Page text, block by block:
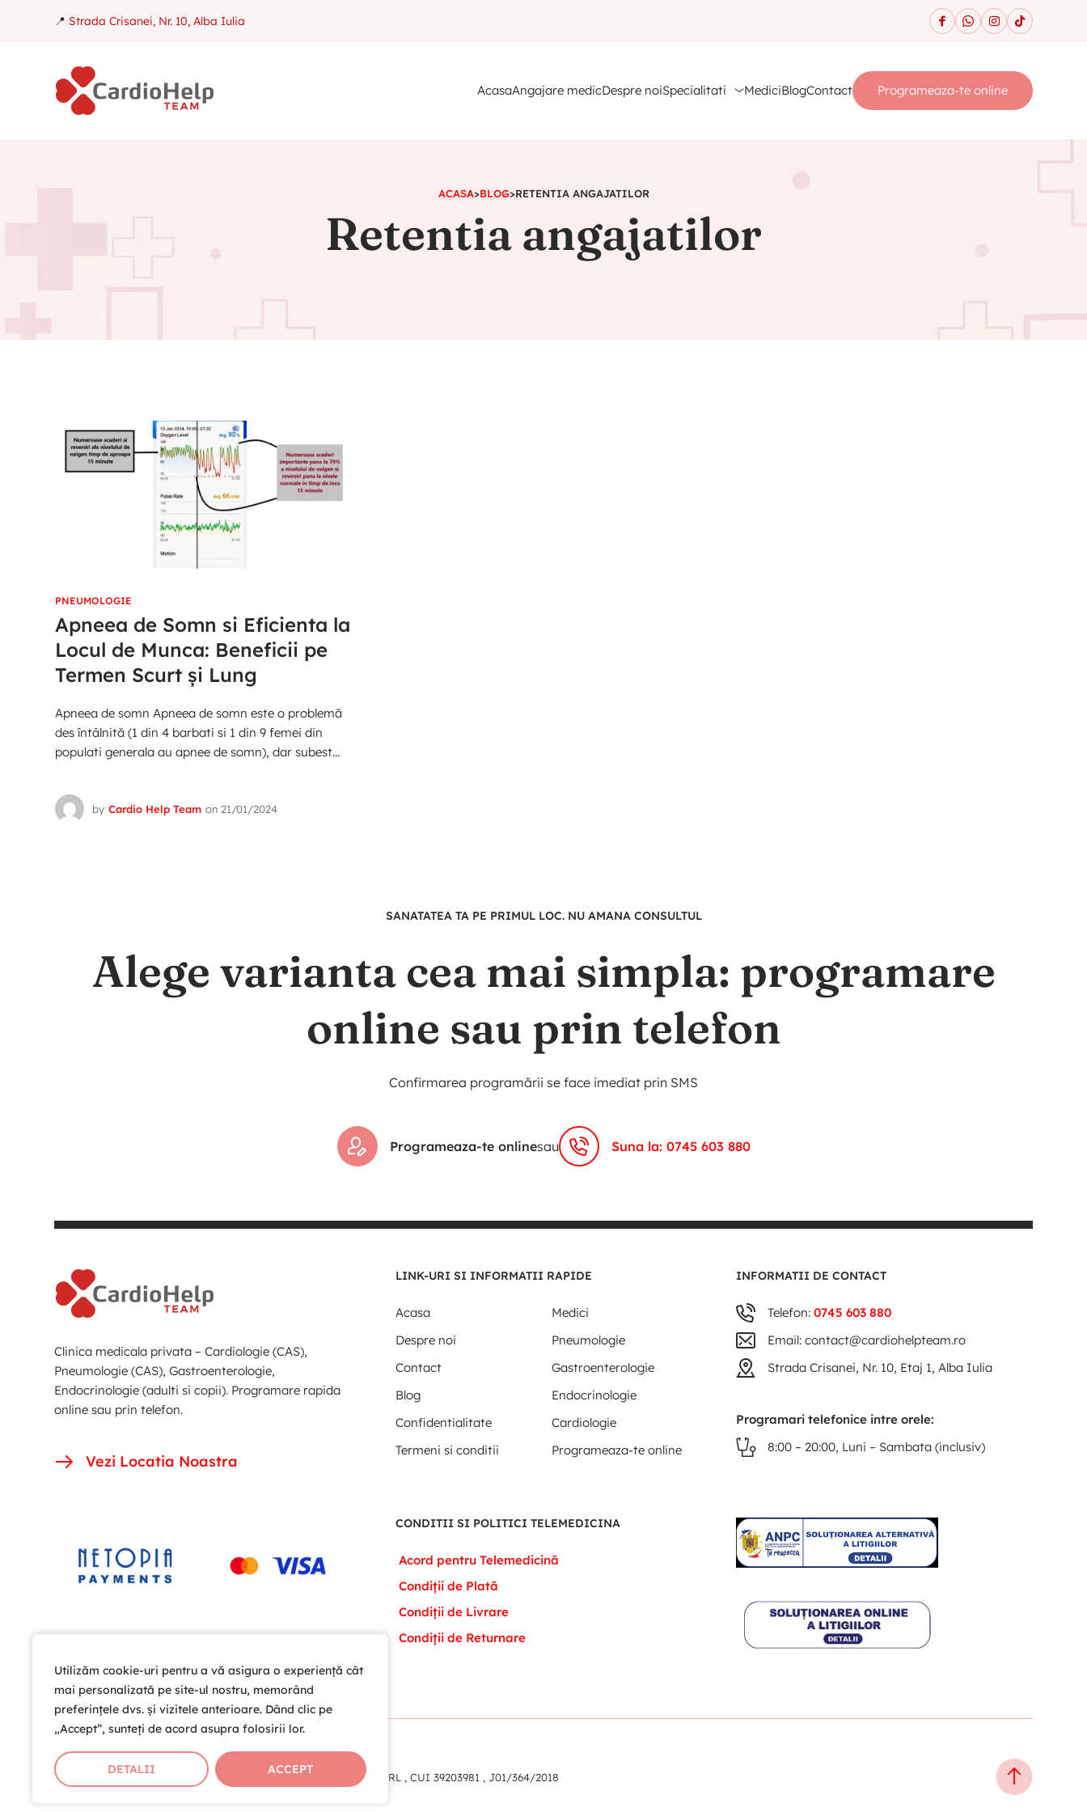
Utilizăm cookie-uri pentru a vă asigura o experiență cât
mai personalizată pe site-ul nostru, memorând
preferințele dvs. și vizitele anterioare. Dând clic pe
„Accept”, sunteți de acord asupra folosirii lor.
DETALII ACCEPT
Utilizăm cookie-uri pentru a vă asigura o experiență cât
mai personalizată pe site-ul nostru, memorând
preferințele dvs. și vizitele anterioare. Dând clic pe
„Accept”, sunteți de acord asupra folosirii lor.
DETALII ACCEPT
📍 Strada Crisanei, Nr. 10, Alba Iulia
AcasaAngajare medicDespre noiSpecialitati MediciBlogContact Programeaza-te online
ACASA>BLOG>RETENTIA ANGAJATILOR
Retentia angajatilor
PNEUMOLOGIE
Apneea de Somn si Eficienta la
Locul de Munca: Beneficii pe
Termen Scurt și Lung
Apneea de somn Apneea de somn este o problemă
des întâlnită (1 din 4 barbati si 1 din 9 femei din
populati generala au apnee de somn), dar subest...
by Cardio Help Team on 21/01/2024
SANATATEA TA PE PRIMUL LOC. NU AMANA CONSULTUL
Alege varianta cea mai simpla: programare
online sau prin telefon
Confirmarea programării se face imediat prin SMS
Programeaza-te onlinesau Suna la: 0745 603 880
Clinica medicala privata – Cardiologie (CAS),
Pneumologie (CAS), Gastroenterologie,
Endocrinologie (adulti si copii). Programare rapida
online sau prin telefon.
Vezi Locatia Noastra
LINK-URI SI INFORMATII RAPIDE
Acasa
Medici
Despre noi
Pneumologie
Contact
Gastroenterologie
Blog
Endocrinologie
Confidentialitate
Cardiologie
Termeni si conditii
Programeaza-te online
CONDITII SI POLITICI TELEMEDICINA
Acord pentru Telemedicină
Condiții de Plată
Condiții de Livrare
Condiții de Returnare
INFORMATII DE CONTACT
Telefon:0745 603 880
Email: contact@cardiohelpteam.ro
Strada Crisanei, Nr. 10, Etaj 1, Alba Iulia
Programari telefonice intre orele:
8:00 – 20:00, Luni – Sambata (inclusiv)
Copyright © 2026 Cardio Help Team SRL , CUI 39203981 , J01/364/2018